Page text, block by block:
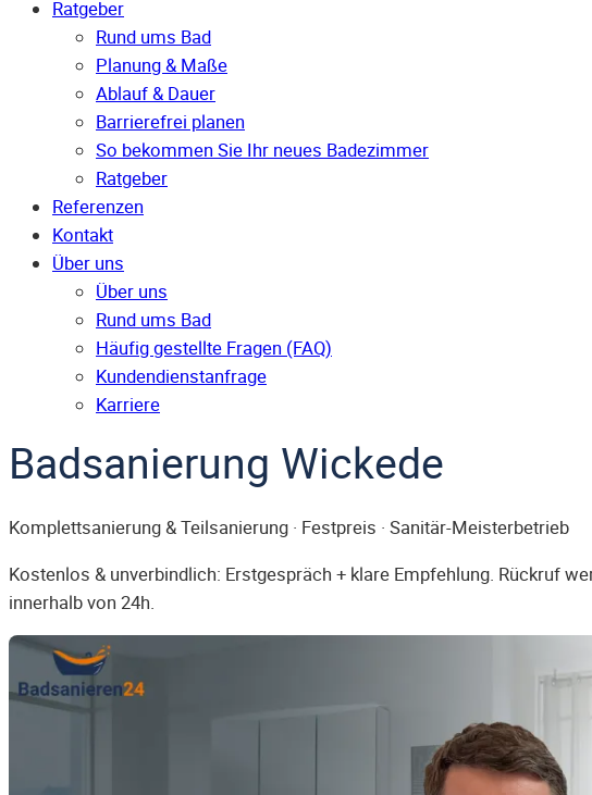
Ratgeber
Rund ums Bad
Planung & Maße
Ablauf & Dauer
Barrierefrei planen
So bekommen Sie Ihr neues Badezimmer
Ratgeber
Referenzen
Kontakt
Über uns
Über uns
Rund ums Bad
Häufig gestellte Fragen (FAQ)
Kunden­dienst­anfrage
Karriere
Badsanierung Wickede
Komplettsanierung & Teilsanierung · Festpreis · Sanitär-Meisterbetrieb
Kostenlos & unverbindlich: Erstgespräch + klare Empfehlung. Rückruf
innerhalb von 24h.